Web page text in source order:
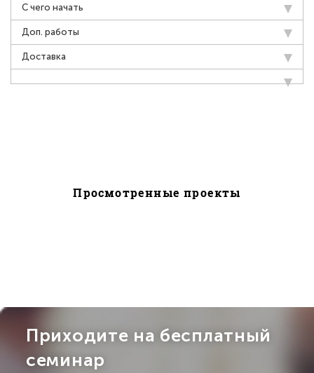
С чего начать
Доп. работы
Доставка
Просмотренные проекты
Приходите на бесплатный
семинар